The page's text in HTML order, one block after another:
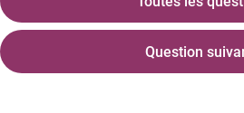
Question